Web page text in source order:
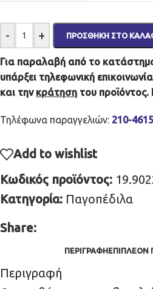
- + ΠΡΟΣΘΉΚΗ ΣΤΟ
Για παραλαβή από το
υπάρξει τηλεφωνική
και την κράτηση του
Τηλέφωνα παραγγελιών: 210-
Add to wishlist
Κωδικός προϊόντος:
Κατηγορία: Παγοπέδιλα
Share:
ΠΕΡΙΓΡΑΦΉΕΠΙΠΛΈΟΝ
Περιγραφή